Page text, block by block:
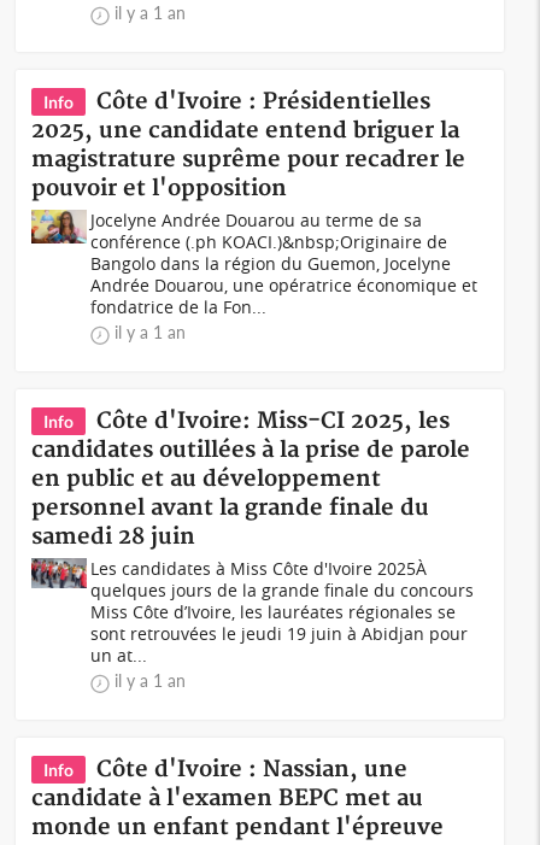
il y a 1 an
Info
Côte d'Ivoire : Présidentielles
2025, une candidate entend briguer la
magistrature suprême pour recadrer le
pouvoir et l'opposition
Jocelyne Andrée Douarou au terme de sa
conférence (.ph KOACI.)&nbsp;Originaire de
Bangolo dans la région du Guemon, Jocelyne
Andrée Douarou, une opératrice économique et
fondatrice de la Fon...
il y a 1 an
Info
Côte d'Ivoire: Miss-CI 2025, les
candidates outillées à la prise de parole
en public et au développement
personnel avant la grande finale du
samedi 28 juin
Les candidates à Miss Côte d'Ivoire 2025À
quelques jours de la grande finale du concours
Miss Côte d’Ivoire, les lauréates régionales se
sont retrouvées le jeudi 19 juin à Abidjan pour
un at...
il y a 1 an
Info
Côte d'Ivoire : Nassian, une
candidate à l'examen BEPC met au
monde un enfant pendant l'épreuve